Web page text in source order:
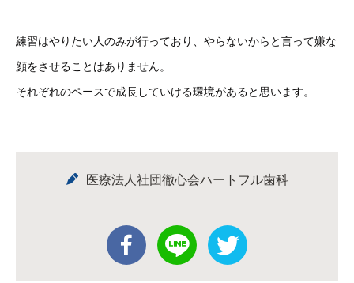
練習はやりたい人のみが行っており、やらないからと言って嫌な
顔をさせることはありません。
それぞれのペースで成長していける環境があると思います。
医療法人社団徹心会ハートフル歯科